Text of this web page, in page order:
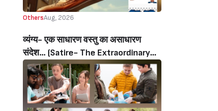
OthersAug, 2026
व्यंग्य- एक साधारण वस्तु का असाधारण
संदेश… (Satire- The Extraordinary
Message Of An Ordinary Object…)